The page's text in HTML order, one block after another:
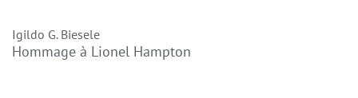
Igildo G. Biesele
Hommage à Lionel Hampton